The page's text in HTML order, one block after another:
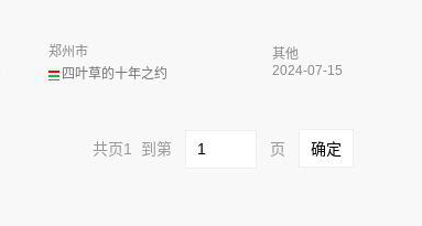
四叶草的十年之约
郑州市
其他
2024-07-15
共页1 到第 页